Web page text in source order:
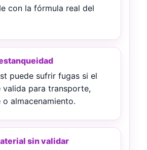
con la fórmula real del
puede sufrir fugas si el
valida para transporte,
almacenamiento.
sin validar